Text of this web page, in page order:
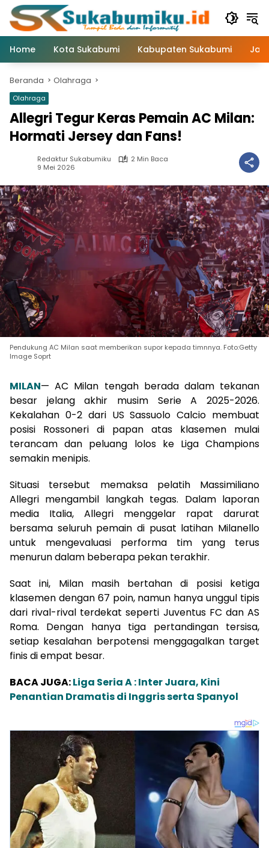
Langsung
konten
Home
Kota Sukabumi Kabupaten Sukabumi
Beranda Olahraga
Olahraga
Allegri Tegur Keras Pemain AC Milan:
Hormati Jersey dan Fans!
Redaktur Sukabumiku
2 Min Baca
9 Mei 2026
Pendukung AC Milan saat memberikan supor kepada timnnya. Foto:Getty
Image Soprt
MILAN— AC Milan tengah berada dalam tekanan
besar jelang akhir musim Serie A 2025-2026.
Kekalahan 0-2 dari US Sassuolo Calcio membuat
posisi Rossoneri di papan atas klasemen mulai
terancam dan peluang lolos ke Liga Champions
semakin menipis.
Situasi tersebut memaksa pelatih Massimiliano
Allegri mengambil langkah tegas. Dalam laporan
media Italia, Allegri menggelar rapat darurat
bersama seluruh pemain di pusat latihan Milanello
untuk mengevaluasi performa tim yang terus
menurun dalam beberapa pekan terakhir.
Saat ini, Milan masih bertahan di posisi ketiga
klasemen dengan 67 poin, namun hanya unggul tipis
dari rival-rival terdekat seperti Juventus FC dan AS
Roma. Dengan hanya tiga pertandingan tersisa,
setiap kesalahan berpotensi menggagalkan target
finis di empat besar.
BACA JUGA:Liga Seria A : Inter Juara, Kini
Penantian Dramatis di Inggris serta Spanyol